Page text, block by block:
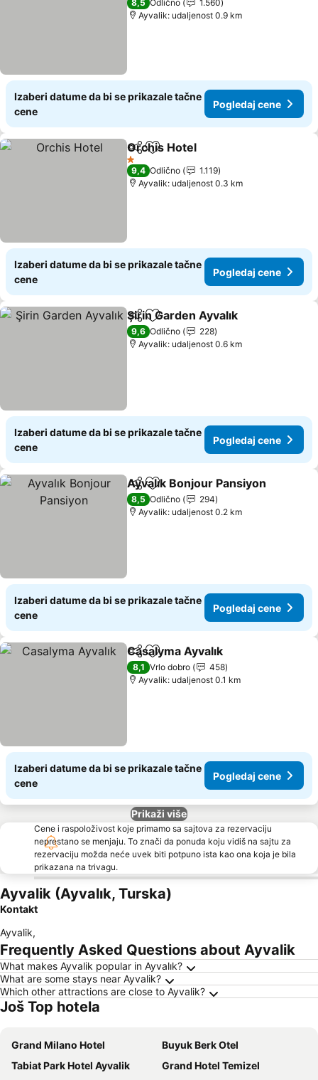
8,5 Odlično
1.560
Ayvalik: udaljenost 0.9 km
Izaberi datume da bi se prikazale tačne
cene
Pogledaj cene
Deli Dodati u favorite
Orchis Hotel
1 Zvezdice
9,4 Odlično
1.119
Ayvalik: udaljenost 0.3 km
Izaberi datume da bi se prikazale tačne
cene
Pogledaj cene
Deli Dodati u favorite
Şirin Garden Ayvalık
9,6 Odlično
228
Ayvalik: udaljenost 0.6 km
Izaberi datume da bi se prikazale tačne
cene
Pogledaj cene
Deli Dodati u favorite
Ayvalık Bonjour Pansiyon
8,5 Odlično
294
Ayvalik: udaljenost 0.2 km
Izaberi datume da bi se prikazale tačne
cene
Pogledaj cene
Deli Dodati u favorite
Casalyma Ayvalık
8,1 Vrlo dobro
458
Ayvalik: udaljenost 0.1 km
Izaberi datume da bi se prikazale tačne
cene
Pogledaj cene
Prikaži više
Cene i raspoloživost koje primamo sa sajtova za rezervaciju
neprestano se menjaju. To znači da ponuda koju vidiš na sajtu za
rezervaciju možda neće uvek biti potpuno ista kao ona koja je bila
prikazana na trivagu.
Ayvalik (Ayvalık, Turska)
Kontakt
Ayvalik,
Frequently Asked Questions about Ayvalik
What makes Ayvalik popular in Ayvalık?
What are some stays near Ayvalik?
Which other attractions are close to Ayvalik?
Još Top hotela
Grand Milano Hotel
Buyuk Berk Otel
Tabiat Park Hotel Ayvalik
Grand Hotel Temizel